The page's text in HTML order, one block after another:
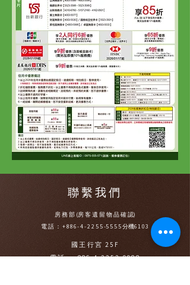
聯繫我們
房 務 部 (房 客 遺 留 物 品 確 認)
電話：+886-4-2255-5555分機6103
國王行宮 25F
電話：+886-4-2252-9988